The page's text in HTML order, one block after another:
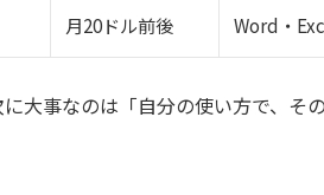
月20ドル前後 Word・
大事なのは「自分の使い方で、そ